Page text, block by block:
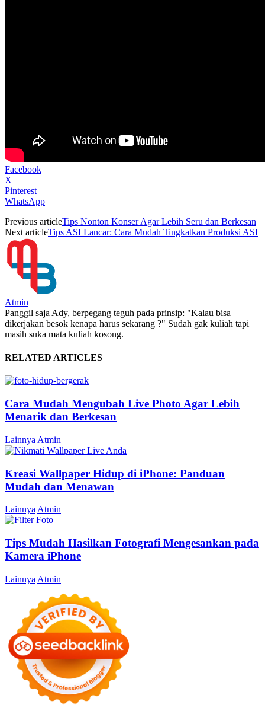
Facebook
X
Pinterest
WhatsApp
Previous articleTips Nonton Konser Agar Lebih Seru dan Berkesan
Next articleTips ASI Lancar: Cara Mudah Tingkatkan Produksi ASI
Atmin
Panggil saja Ady, berpegang teguh pada prinsip: "Kalau bisa
dikerjakan besok kenapa harus sekarang ?" Sudah gak kuliah tapi
masih suka mata kuliah kosong.
RELATED ARTICLES
Cara Mudah Mengubah Live Photo Agar Lebih
Menarik dan Berkesan
Lainnya Atmin
Kreasi Wallpaper Hidup di iPhone: Panduan
Mudah dan Menawan
Lainnya Atmin
Tips Mudah Hasilkan Fotografi Mengesankan pada
Kamera iPhone
Lainnya Atmin